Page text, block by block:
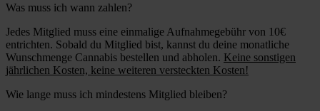
Was muss ich wann zahlen?
Jedes Mitglied muss eine einmalige Aufnahmegebühr von 10€
entrichten. Sobald du Mitglied bist, kannst du deine monatliche
Wunschmenge Cannabis bestellen und abholen. Keine sonstigen
jährlichen Kosten, keine weiteren versteckten Kosten!
Wie lange muss ich mindestens Mitglied bleiben?